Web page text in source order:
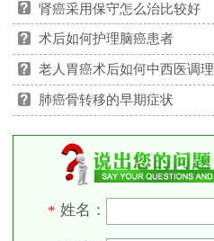
肾癌采用保守怎么治比较好
术后如何护理脑癌患者
老人胃癌术后如何中西医调理
肺癌骨转移的早期症状
* 姓名：